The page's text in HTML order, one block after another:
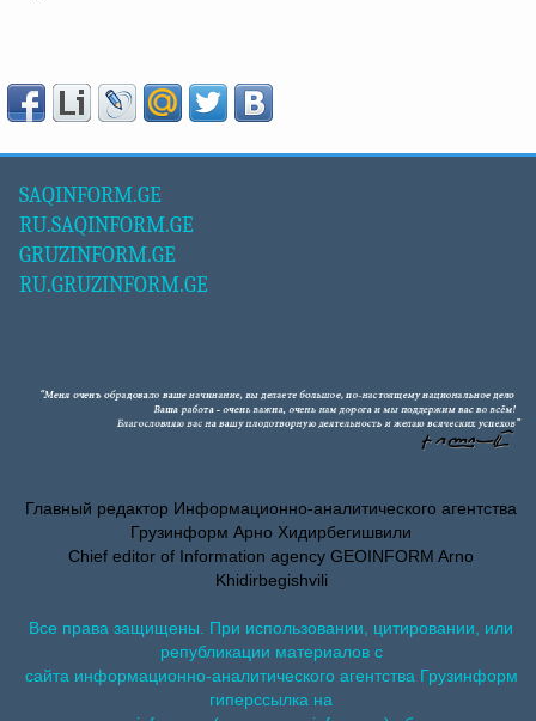
SAQINFORM.GE
RU.SAQINFORM.GE
GRUZINFORM.GE
RU.GRUZINFORM.GE
Главный редактор Информационно-аналитического агентства
Грузинформ Арно Хидирбегишвили
Chief editor of Information agency GEOINFORM Arno
Khidirbegishvili
Все права защищены. При использовании, цитировании, или
републикации материалов с
сайта информационно-аналитического агентства Грузинформ
гиперссылка на